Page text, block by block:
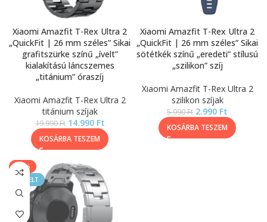
Xiaomi Amazfit T-Rex Ultra 2
„QuickFit | 26 mm széles” Sikai
grafitszürke színű „ívelt”
kialakítású láncszemes
„titánium” óraszíj
Xiaomi Amazfit T-Rex Ultra 2
titánium szíjak
19.990Ft 14.990 Ft
KOSÁRBA TESZEM
Xiaomi Amazfit T-Rex Ultra 2
„QuickFit | 26 mm széles” Sikai
sötétkék színű „eredeti” stílusú
„szilikon” szíj
Xiaomi Amazfit T-Rex Ultra 2
szilikon szíjak
5.990Ft 2.990 Ft
KOSÁRBA TESZEM
-50%
KIEMELT